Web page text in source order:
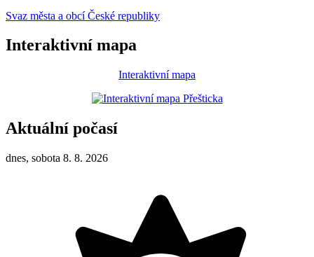
Svaz města a obcí České republiky
Interaktivní mapa
Interaktivní mapa
Aktuální počasí
dnes, sobota 8. 8. 2026